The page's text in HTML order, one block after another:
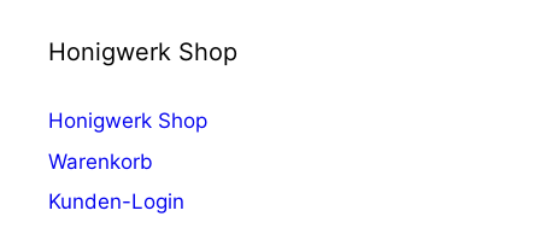
Honigwerk Shop
Honigwerk Shop
Warenkorb
Kunden-Login